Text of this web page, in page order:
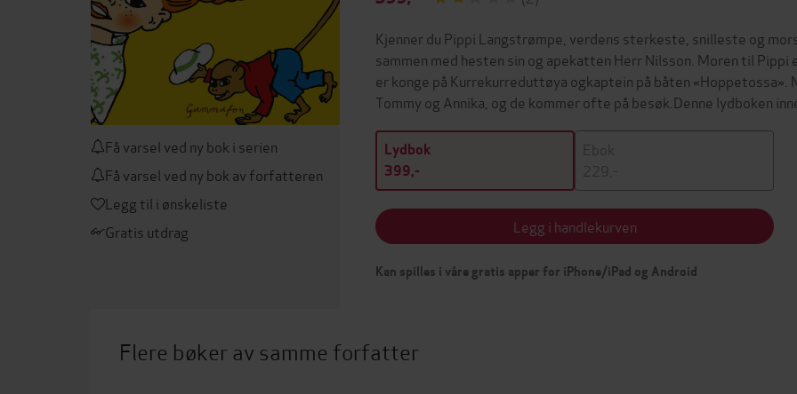
Få varsel ved ny bok i serien
Få varsel ved ny bok av forfatteren
Legg til i ønskeliste
Gratis utdrag
Kjenner du Pippi Langstrømpe, verdens sterkeste, snilleste og
sammen med hesten sin og apekatten Herr Nilsson. Moren til Pippi
er konge på Kurrekurreduttøya ogkaptein på båten «Hoppetossa».
Tommy og Annika, og de kommer ofte på besøk.Denne lydboken
Lydbok
399,-
Ebok
229,-
Legg i handlekurven
Kan spilles i våre gratis apper for iPhone/iPad og Android
Flere bøker av samme forfatter